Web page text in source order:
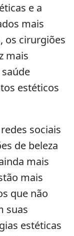
e a
mais
os cirurgiões
mais
estéticos
sociais
de beleza
mais
mais
que não
suas
estéticas